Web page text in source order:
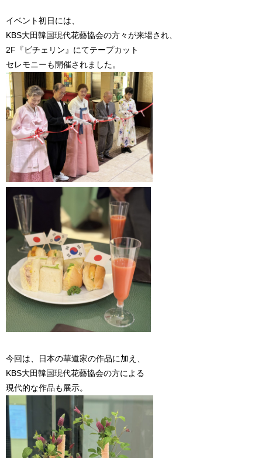
イベント初日には、
KBS大田韓国現代花藝協会の方々が来場され、
2F『ビチェリン』にてテープカット
セレモニーも開催されました。
今回は、日本の華道家の作品に加え、
KBS大田韓国現代花藝協会の方による
現代的な作品も展示。